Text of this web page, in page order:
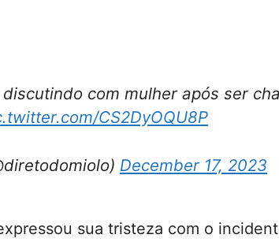
discutindo com mulher após ser
CS2DyOQU8P
December 17, 2023
sua tristeza com o